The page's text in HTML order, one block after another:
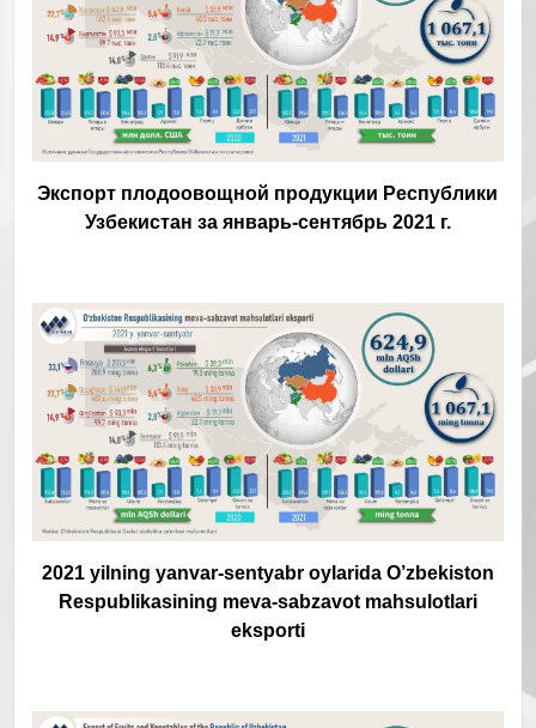
Экспорт плодоовощной продукции Республики
Узбекистан за январь-сентябрь 2021 г.
2021 yilning yanvar-sentyabr oylarida O’zbekiston
Respublikasining meva-sabzavot mahsulotlari
eksporti